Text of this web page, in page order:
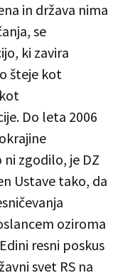
in država nima
se
ki zavira
šteje kot
Do leta 2006
zgodilo, je DZ
Ustave tako, da
oziroma
resni poskus
svet RS na